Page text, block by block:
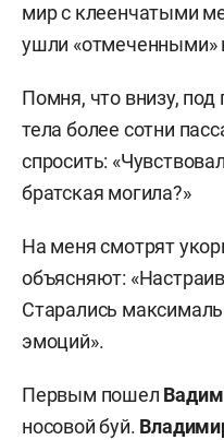
мир с клеенчатыми
ушли
Помня, что внизу, под
тела более сотни
спросить:
братская могила?»
На меня смотрят
объясняют:
Старались
эмоций».
Первым пошел Вадим
носовой буй.